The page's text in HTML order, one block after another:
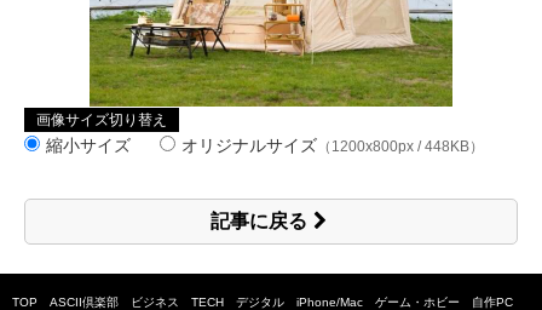
画像サイズ切り替え
縮小サイズ オリジナルサイズ （1200x800px / 448KB）
記事に戻る
TOP ASCII倶楽部 ビジネス TECH デジタル iPhone/Mac ゲーム・ホビー 自作PC